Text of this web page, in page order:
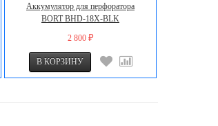
Аккумулятор для перфоратора
BORT BHD-18X-BLK
2 800 ₽